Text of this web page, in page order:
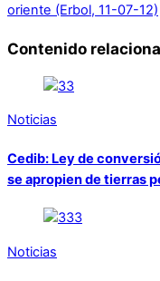
oriente (Erbol, 11-07-12)
Contenido
Noticias
Cedib: Ley de
se apropien de tierras
Noticias